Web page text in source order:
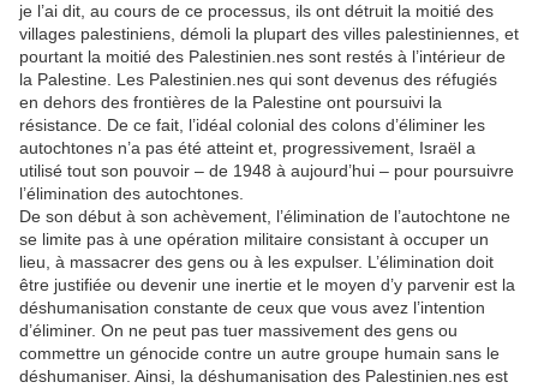
je l’ai dit, au cours de ce processus, ils ont détruit la moitié des
villages palestiniens, démoli la plupart des villes palestiniennes, et
pourtant la moitié des Palestinien.nes sont restés à l’intérieur de
la Palestine. Les Palestinien.nes qui sont devenus des réfugiés
en dehors des frontières de la Palestine ont poursuivi la
résistance. De ce fait, l’idéal colonial des colons d’éliminer les
autochtones n’a pas été atteint et, progressivement, Israël a
utilisé tout son pouvoir – de 1948 à aujourd’hui – pour poursuivre
l’élimination des autochtones.
De son début à son achèvement, l’élimination de l’autochtone ne
se limite pas à une opération militaire consistant à occuper un
lieu, à massacrer des gens ou à les expulser. L’élimination doit
être justifiée ou devenir une inertie et le moyen d’y parvenir est la
déshumanisation constante de ceux que vous avez l’intention
d’éliminer. On ne peut pas tuer massivement des gens ou
commettre un génocide contre un autre groupe humain sans le
déshumaniser. Ainsi, la déshumanisation des Palestinien.nes est